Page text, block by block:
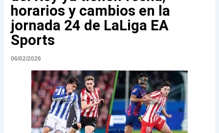
horarios y cambios en la
jornada 24 de LaLiga EA
Sports
06/02/2026